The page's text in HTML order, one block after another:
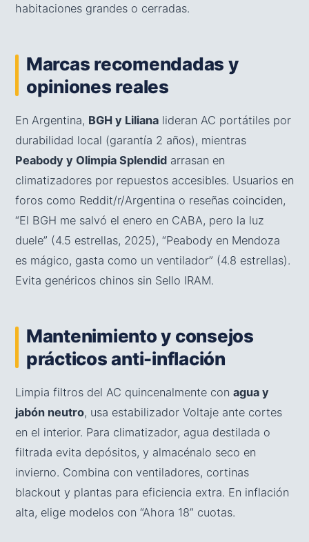
habitaciones grandes o cerradas.
Marcas recomendadas y
opiniones reales
En Argentina, BGH y Liliana lideran AC portátiles por
durabilidad local (garantía 2 años), mientras
Peabody y Olimpia Splendid arrasan en
climatizadores por repuestos accesibles. Usuarios en
foros como Reddit/r/Argentina o reseñas coinciden,
“El BGH me salvó el enero en CABA, pero la luz
duele” (4.5 estrellas, 2025), “Peabody en Mendoza
es mágico, gasta como un ventilador” (4.8 estrellas).
Evita genéricos chinos sin Sello IRAM.
Mantenimiento y consejos
prácticos anti-inflación
Limpia filtros del AC quincenalmente con agua y
jabón neutro, usa estabilizador Voltaje ante cortes
en el interior. Para climatizador, agua destilada o
filtrada evita depósitos, y almacénalo seco en
invierno. Combina con ventiladores, cortinas
blackout y plantas para eficiencia extra. En inflación
alta, elige modelos con “Ahora 18” cuotas.